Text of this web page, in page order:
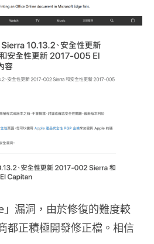
漏洞，由於修復的難度較
都正積極開發修正檔。相信